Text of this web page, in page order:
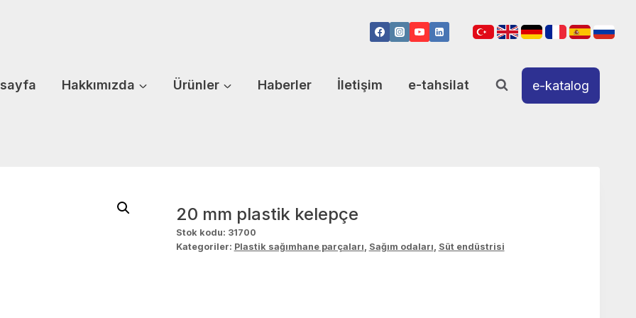
Hakkımızda Ürünler Haberler İletişim e-tahsilat e-katalog
20 mm plastik kelepçe
Stok kodu: 31700
Kategoriler: Plastik sağımhane parçaları, Sağım odaları, Süt endüstrisi